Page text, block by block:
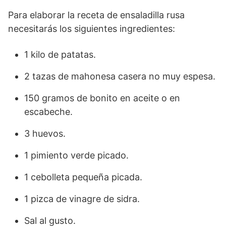
Para elaborar la receta de ensaladilla rusa
necesitarás los siguientes ingredientes:
1 kilo de patatas.
2 tazas de mahonesa casera no muy espesa.
150 gramos de bonito en aceite o en
escabeche.
3 huevos.
1 pimiento verde picado.
1 cebolleta pequeña picada.
1 pizca de vinagre de sidra.
Sal al gusto.